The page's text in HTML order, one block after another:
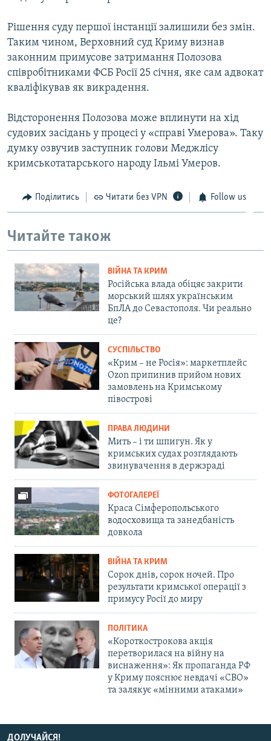
Рішення суду першої інстанції залишили без змін.
Таким чином, Верховний суд Криму визнав
законним примусове затримання Полозова
співробітниками ФСБ Росії 25 січня, яке сам адвокат
кваліфікував як викрадення.
Відсторонення Полозова може вплинути на хід
судових засідань у процесі у «справі Умерова». Таку
думку озвучив заступник голови Меджлісу
кримськотатарського народу Ільмі Умеров.
Поділитись Читати без VPN Follow us
Читайте також
ВІЙНА ТА КРИМ
Російська влада обіцяє закрити
морський шлях українським
БпЛА до Севастополя. Чи реально
це?
СУСПІЛЬСТВО
«Крим – не Росія»: маркетплейс
Ozon припинив прийом нових
замовлень на Кримському
півострові
ПРАВА ЛЮДИНИ
Мить – і ти шпигун. Як у
кримських судах розглядають
звинувачення в держзраді
ФОТОГАЛЕРЕЇ
Краса Сімферопольського
водосховища та занедбаність
довкола
ВІЙНА ТА КРИМ
Сорок днів, сорок ночей. Про
результати кримської операції з
примусу Росії до миру
ПОЛІТИКА
«Короткострокова акція
перетворилася на війну на
виснаження»: Як пропаганда РФ
у Криму пояснює невдачі «СВО»
та залякує «мінними атаками»
ДОЛУЧАЙСЯ!